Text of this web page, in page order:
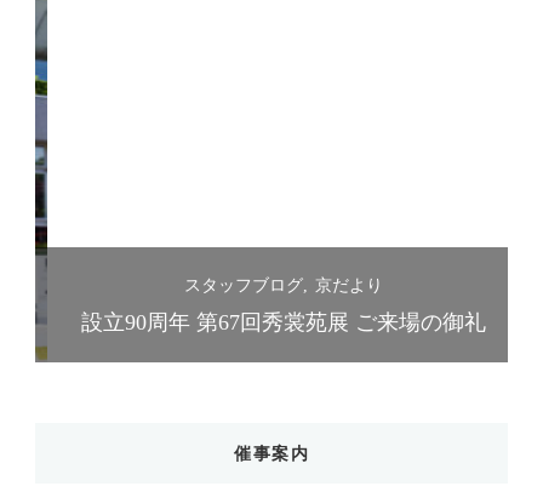
スタッフブログ 京だより
設立90周年 第67回秀裳苑展 ご来場の御礼
催事案内